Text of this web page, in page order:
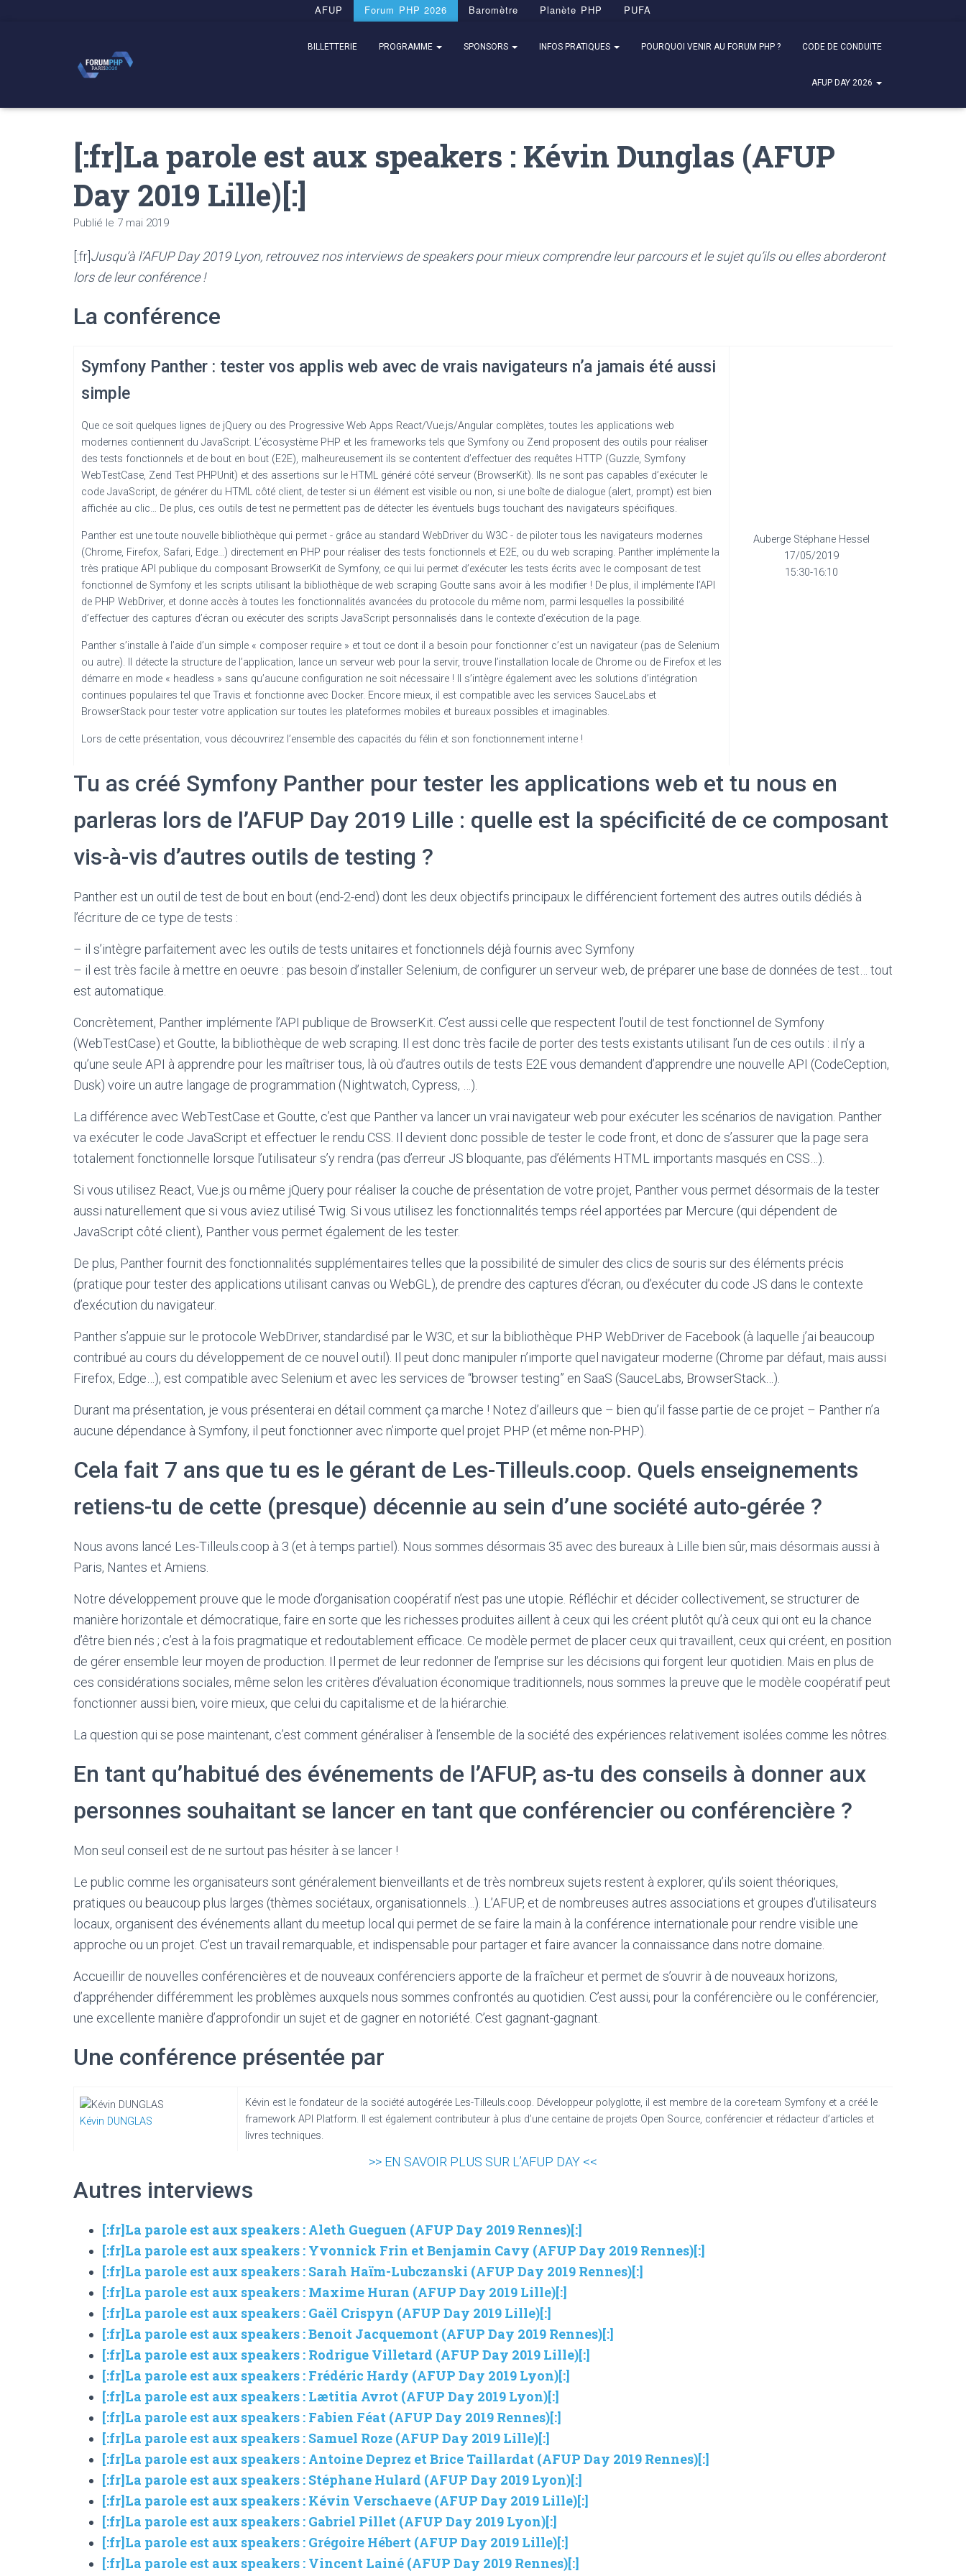
AFUP Forum PHP 2026 Baromètre Planète PHP PUFA
BILLETTERIE PROGRAMME SPONSORS INFOS PRATIQUES POURQUOI VENIR AU FORUM PHP ? CODE DE CONDUITE
AFUP DAY 2026
[:fr]La parole est aux speakers : Kévin Dunglas (AFUP
Day 2019 Lille)[:]
Publié le 7 mai 2019
[:fr] Jusqu’à l’AFUP Day 2019 Lyon, retrouvez nos interviews de speakers pour mieux comprendre leur parcours et le sujet qu’ils ou elles aborderont
lors de leur conférence !
La conférence
Symfony Panther : tester vos applis web avec de vrais navigateurs n’a jamais été aussi
simple
Que ce soit quelques lignes de jQuery ou des Progressive Web Apps React/Vue.js/Angular complètes, toutes les applications web
modernes contiennent du JavaScript. L’écosystème PHP et les frameworks tels que Symfony ou Zend proposent des outils pour réaliser
des tests fonctionnels et de bout en bout (E2E), malheureusement ils se contentent d’effectuer des requêtes HTTP (Guzzle, Symfony
WebTestCase, Zend Test PHPUnit) et des assertions sur le HTML généré côté serveur (BrowserKit). Ils ne sont pas capables d’exécuter le
code JavaScript, de générer du HTML côté client, de tester si un élément est visible ou non, si une boîte de dialogue (alert, prompt) est bien
affichée au clic… De plus, ces outils de test ne permettent pas de détecter les éventuels bugs touchant des navigateurs spécifiques.
Panther est une toute nouvelle bibliothèque qui permet - grâce au standard WebDriver du W3C - de piloter tous les navigateurs modernes
(Chrome, Firefox, Safari, Edge…) directement en PHP pour réaliser des tests fonctionnels et E2E, ou du web scraping. Panther implémente la
très pratique API publique du composant BrowserKit de Symfony, ce qui lui permet d’exécuter les tests écrits avec le composant de test
fonctionnel de Symfony et les scripts utilisant la bibliothèque de web scraping Goutte sans avoir à les modifier ! De plus, il implémente l’API
de PHP WebDriver, et donne accès à toutes les fonctionnalités avancées du protocole du même nom, parmi lesquelles la possibilité
d’effectuer des captures d’écran ou exécuter des scripts JavaScript personnalisés dans le contexte d’exécution de la page.
Panther s’installe à l’aide d’un simple « composer require » et tout ce dont il a besoin pour fonctionner c’est un navigateur (pas de Selenium
ou autre). Il détecte la structure de l’application, lance un serveur web pour la servir, trouve l’installation locale de Chrome ou de Firefox et les
démarre en mode « headless » sans qu’aucune configuration ne soit nécessaire ! Il s’intègre également avec les solutions d’intégration
continues populaires tel que Travis et fonctionne avec Docker. Encore mieux, il est compatible avec les services SauceLabs et
BrowserStack pour tester votre application sur toutes les plateformes mobiles et bureaux possibles et imaginables.
Lors de cette présentation, vous découvrirez l’ensemble des capacités du félin et son fonctionnement interne !
Auberge Stéphane Hessel
17/05/2019
15:30-16:10
Tu as créé Symfony Panther pour tester les applications web et tu nous en
parleras lors de l’AFUP Day 2019 Lille : quelle est la spécificité de ce composant
vis-à-vis d’autres outils de testing ?
Panther est un outil de test de bout en bout (end-2-end) dont les deux objectifs principaux le différencient fortement des autres outils dédiés à
l’écriture de ce type de tests :
– il s’intègre parfaitement avec les outils de tests unitaires et fonctionnels déjà fournis avec Symfony
– il est très facile à mettre en oeuvre : pas besoin d’installer Selenium, de configurer un serveur web, de préparer une base de données de test… tout
est automatique.
Concrètement, Panther implémente l’API publique de BrowserKit. C’est aussi celle que respectent l’outil de test fonctionnel de Symfony
(WebTestCase) et Goutte, la bibliothèque de web scraping. Il est donc très facile de porter des tests existants utilisant l’un de ces outils : il n’y a
qu’une seule API à apprendre pour les maîtriser tous, là où d’autres outils de tests E2E vous demandent d’apprendre une nouvelle API (CodeCeption,
Dusk) voire un autre langage de programmation (Nightwatch, Cypress, …).
La différence avec WebTestCase et Goutte, c’est que Panther va lancer un vrai navigateur web pour exécuter les scénarios de navigation. Panther
va exécuter le code JavaScript et effectuer le rendu CSS. Il devient donc possible de tester le code front, et donc de s’assurer que la page sera
totalement fonctionnelle lorsque l’utilisateur s’y rendra (pas d’erreur JS bloquante, pas d’éléments HTML importants masqués en CSS…).
Si vous utilisez React, Vue.js ou même jQuery pour réaliser la couche de présentation de votre projet, Panther vous permet désormais de la tester
aussi naturellement que si vous aviez utilisé Twig. Si vous utilisez les fonctionnalités temps réel apportées par Mercure (qui dépendent de
JavaScript côté client), Panther vous permet également de les tester.
De plus, Panther fournit des fonctionnalités supplémentaires telles que la possibilité de simuler des clics de souris sur des éléments précis
(pratique pour tester des applications utilisant canvas ou WebGL), de prendre des captures d’écran, ou d’exécuter du code JS dans le contexte
d’exécution du navigateur.
Panther s’appuie sur le protocole WebDriver, standardisé par le W3C, et sur la bibliothèque PHP WebDriver de Facebook (à laquelle j’ai beaucoup
contribué au cours du développement de ce nouvel outil). Il peut donc manipuler n’importe quel navigateur moderne (Chrome par défaut, mais aussi
Firefox, Edge…), est compatible avec Selenium et avec les services de “browser testing” en SaaS (SauceLabs, BrowserStack…).
Durant ma présentation, je vous présenterai en détail comment ça marche ! Notez d’ailleurs que – bien qu’il fasse partie de ce projet – Panther n’a
aucune dépendance à Symfony, il peut fonctionner avec n’importe quel projet PHP (et même non-PHP).
Cela fait 7 ans que tu es le gérant de Les-Tilleuls.coop. Quels enseignements
retiens-tu de cette (presque) décennie au sein d’une société auto-gérée ?
Nous avons lancé Les-Tilleuls.coop à 3 (et à temps partiel). Nous sommes désormais 35 avec des bureaux à Lille bien sûr, mais désormais aussi à
Paris, Nantes et Amiens.
Notre développement prouve que le mode d’organisation coopératif n’est pas une utopie. Réfléchir et décider collectivement, se structurer de
manière horizontale et démocratique, faire en sorte que les richesses produites aillent à ceux qui les créent plutôt qu’à ceux qui ont eu la chance
d’être bien nés ; c’est à la fois pragmatique et redoutablement efficace. Ce modèle permet de placer ceux qui travaillent, ceux qui créent, en position
de gérer ensemble leur moyen de production. Il permet de leur redonner de l’emprise sur les décisions qui forgent leur quotidien. Mais en plus de
ces considérations sociales, même selon les critères d’évaluation économique traditionnels, nous sommes la preuve que le modèle coopératif peut
fonctionner aussi bien, voire mieux, que celui du capitalisme et de la hiérarchie.
La question qui se pose maintenant, c’est comment généraliser à l’ensemble de la société des expériences relativement isolées comme les nôtres.
En tant qu’habitué des événements de l’AFUP, as-tu des conseils à donner aux
personnes souhaitant se lancer en tant que conférencier ou conférencière ?
Mon seul conseil est de ne surtout pas hésiter à se lancer !
Le public comme les organisateurs sont généralement bienveillants et de très nombreux sujets restent à explorer, qu’ils soient théoriques,
pratiques ou beaucoup plus larges (thèmes sociétaux, organisationnels…). L’AFUP, et de nombreuses autres associations et groupes d’utilisateurs
locaux, organisent des événements allant du meetup local qui permet de se faire la main à la conférence internationale pour rendre visible une
approche ou un projet. C’est un travail remarquable, et indispensable pour partager et faire avancer la connaissance dans notre domaine.
Accueillir de nouvelles conférencières et de nouveaux conférenciers apporte de la fraîcheur et permet de s’ouvrir à de nouveaux horizons,
d’appréhender différemment les problèmes auxquels nous sommes confrontés au quotidien. C’est aussi, pour la conférencière ou le conférencier,
une excellente manière d’approfondir un sujet et de gagner en notoriété. C’est gagnant-gagnant.
Une conférence présentée par
Kévin DUNGLAS
Kévin est le fondateur de la société autogérée Les-Tilleuls.coop. Développeur polyglotte, il est membre de la core-team Symfony et a créé le
framework API Platform. Il est également contributeur à plus d’une centaine de projets Open Source, conférencier et rédacteur d’articles et
livres techniques.
>> EN SAVOIR PLUS SUR L’AFUP DAY <<
Autres interviews
[:fr]La parole est aux speakers : Aleth Gueguen (AFUP Day 2019 Rennes)[:]
[:fr]La parole est aux speakers : Yvonnick Frin et Benjamin Cavy (AFUP Day 2019 Rennes)[:]
[:fr]La parole est aux speakers : Sarah Haïm-Lubczanski (AFUP Day 2019 Rennes)[:]
[:fr]La parole est aux speakers : Maxime Huran (AFUP Day 2019 Lille)[:]
[:fr]La parole est aux speakers : Gaël Crispyn (AFUP Day 2019 Lille)[:]
[:fr]La parole est aux speakers : Benoit Jacquemont (AFUP Day 2019 Rennes)[:]
[:fr]La parole est aux speakers : Rodrigue Villetard (AFUP Day 2019 Lille)[:]
[:fr]La parole est aux speakers : Frédéric Hardy (AFUP Day 2019 Lyon)[:]
[:fr]La parole est aux speakers : Lætitia Avrot (AFUP Day 2019 Lyon)[:]
[:fr]La parole est aux speakers : Fabien Féat (AFUP Day 2019 Rennes)[:]
[:fr]La parole est aux speakers : Samuel Roze (AFUP Day 2019 Lille)[:]
[:fr]La parole est aux speakers : Antoine Deprez et Brice Taillardat (AFUP Day 2019 Rennes)[:]
[:fr]La parole est aux speakers : Stéphane Hulard (AFUP Day 2019 Lyon)[:]
[:fr]La parole est aux speakers : Kévin Verschaeve (AFUP Day 2019 Lille)[:]
[:fr]La parole est aux speakers : Gabriel Pillet (AFUP Day 2019 Lyon)[:]
[:fr]La parole est aux speakers : Grégoire Hébert (AFUP Day 2019 Lille)[:]
[:fr]La parole est aux speakers : Vincent Lainé (AFUP Day 2019 Rennes)[:]